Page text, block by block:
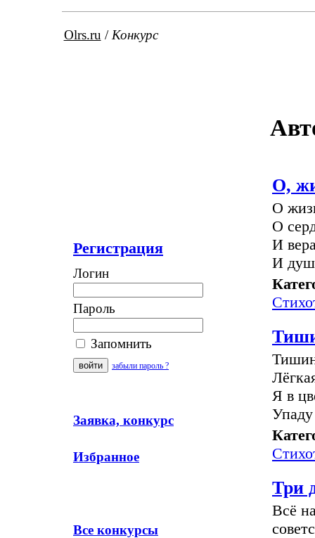
Olrs.ru / Конкурс
Регистрация
Логин
Пароль
Запомнить
забыли пароль ?
Заявка, конкурс
Избранное
Все конкурсы
О,
О
О
И
И
Я в
Три
Всё